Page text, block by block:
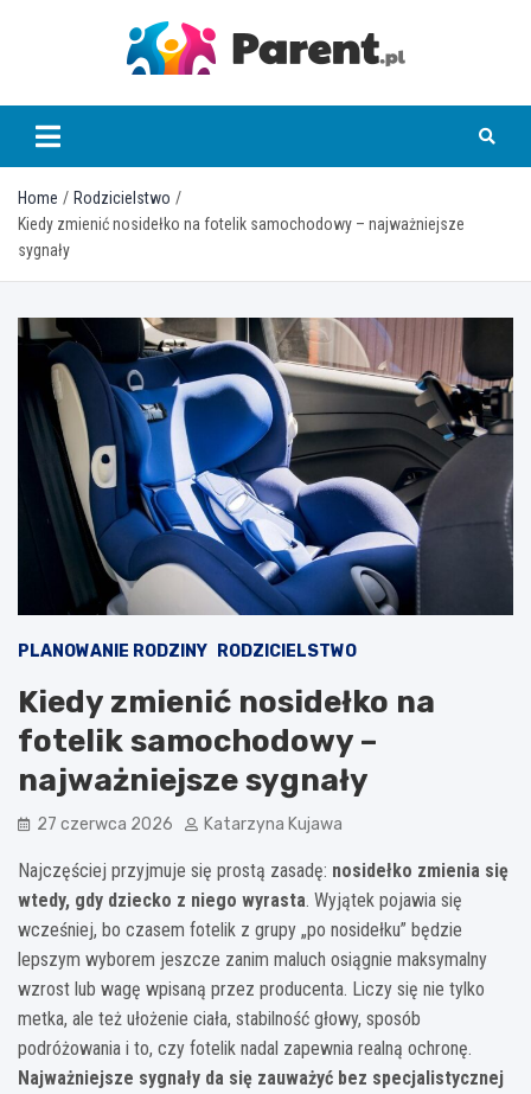
parent.pl
Home
Rodzicielstwo
Kiedy zmienić nosidełko na fotelik samochodowy – najważniejsze
sygnały
PLANOWANIE RODZINY RODZICIELSTWO
Kiedy zmienić nosidełko na
fotelik samochodowy –
najważniejsze sygnały
27 czerwca 2026 Katarzyna Kujawa
Najczęściej przyjmuje się prostą zasadę: nosidełko zmienia się
wtedy, gdy dziecko z niego wyrasta. Wyjątek pojawia się
wcześniej, bo czasem fotelik z grupy „po nosidełku” będzie
lepszym wyborem jeszcze zanim maluch osiągnie maksymalny
wzrost lub wagę wpisaną przez producenta. Liczy się nie tylko
metka, ale też ułożenie ciała, stabilność głowy, sposób
podróżowania i to, czy fotelik nadal zapewnia realną ochronę.
Najważniejsze sygnały da się zauważyć bez specjalistycznej